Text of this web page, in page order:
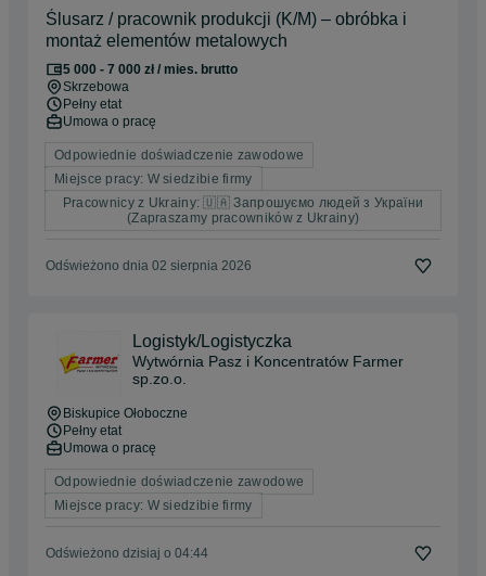
Ślusarz / pracownik produkcji (K/M) – obróbka i
montaż elementów metalowych
5 000 - 7 000 zł / mies. brutto
Skrzebowa
Pełny etat
Umowa o pracę
Odpowiednie doświadczenie zawodowe
Miejsce pracy: W siedzibie firmy
Pracownicy z Ukrainy: 🇺🇦 Запрошуємо людей з України
(Zapraszamy pracowników z Ukrainy)
Odświeżono dnia 02 sierpnia 2026
Logistyk/Logistyczka
Wytwórnia Pasz i Koncentratów Farmer
sp.zo.o.
Biskupice Ołoboczne
Pełny etat
Umowa o pracę
Odpowiednie doświadczenie zawodowe
Miejsce pracy: W siedzibie firmy
Odświeżono dzisiaj o 04:44